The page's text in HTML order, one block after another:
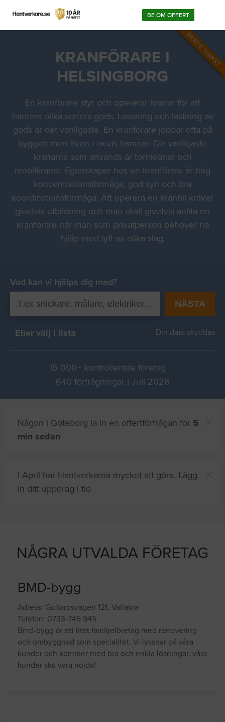
BE OM OFFERT
GRATIS TJÄNST
KRANFÖRARE I
HELSINGBORG
En kranförare styr och opererar kranar för att
hantera olika sorters gods. Lossning och lastning av
gods är det vanligaste. En kranförare jobbar ofta på
byggen men även i ex.vis hamnar. De vanligaste
kranarna som används är tornkranar och
mobilkranar. Egenskaper hos en kranförare är hög
koncentrationsförmåga, god syn och bra
koordinationsförmåga. Att operera en kranbil kräver
givetvis utbildning och man skall givetvis anlita en
kranförare när man som privatperson behöver ha
hjälp med lyft av olika slag.
Vad kan vi hjälpa dig med?
NÄSTA
Eller välj i lista Din data skyddas
15 000+ kontrollerade företag
640 förfrågningar i Juli 2026
Någon i Göteborg la in en offertförfrågan för 5
min sedan
I April har Hantverkarna mycket att göra. Lägg
in ditt uppdrag i tid
NÅGRA UTVALDA FÖRETAG
BMD-bygg
Adress: Gultarpsvägen 121, Vallåkra
Telefon: 0733-745 945
Bmd-bygg är ett litet familjeföretag med renovering
och ombyggnad som specialitet. Vi lyssnar på våra
kunder och kommer med bra och enkla lösningar, våra
kunder ska vara nöjda!